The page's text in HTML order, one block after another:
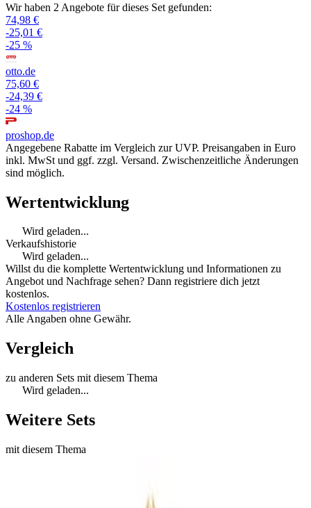
Wir haben 2 Angebote für dieses Set gefunden:
74,98 €
-25,01 €
-25 %
otto.de
75,60 €
-24,39 €
-24 %
proshop.de
Angegebene Rabatte im Vergleich zur UVP. Preisangaben in Euro
inkl. MwSt und ggf. zzgl. Versand. Zwischenzeitliche Änderungen
sind möglich.
Wertentwicklung
Wird geladen...
Verkaufshistorie
Wird geladen...
Willst du die komplette Wertentwicklung und Informationen zu
Angebot und Nachfrage sehen? Dann registriere dich jetzt
kostenlos.
Kostenlos registrieren
Alle Angaben ohne Gewähr.
Vergleich
zu anderen Sets mit diesem Thema
Wird geladen...
Weitere Sets
mit diesem Thema